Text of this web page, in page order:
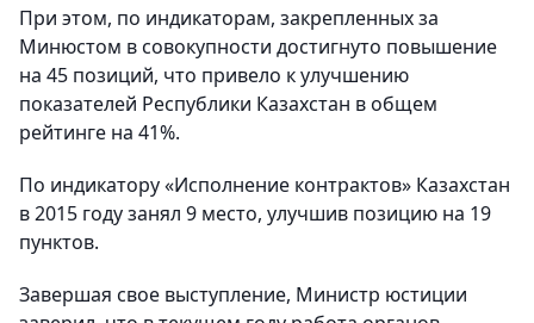
При этом, по индикаторам, закрепленных за
Минюстом в совокупности достигнуто повышение
на 45 позиций, что привело к улучшению
показателей Республики Казахстан в общем
рейтинге на 41%.
По индикатору «Исполнение контрактов» Казахстан
в 2015 году занял 9 место, улучшив позицию на 19
пунктов.
Завершая свое выступление, Министр юстиции